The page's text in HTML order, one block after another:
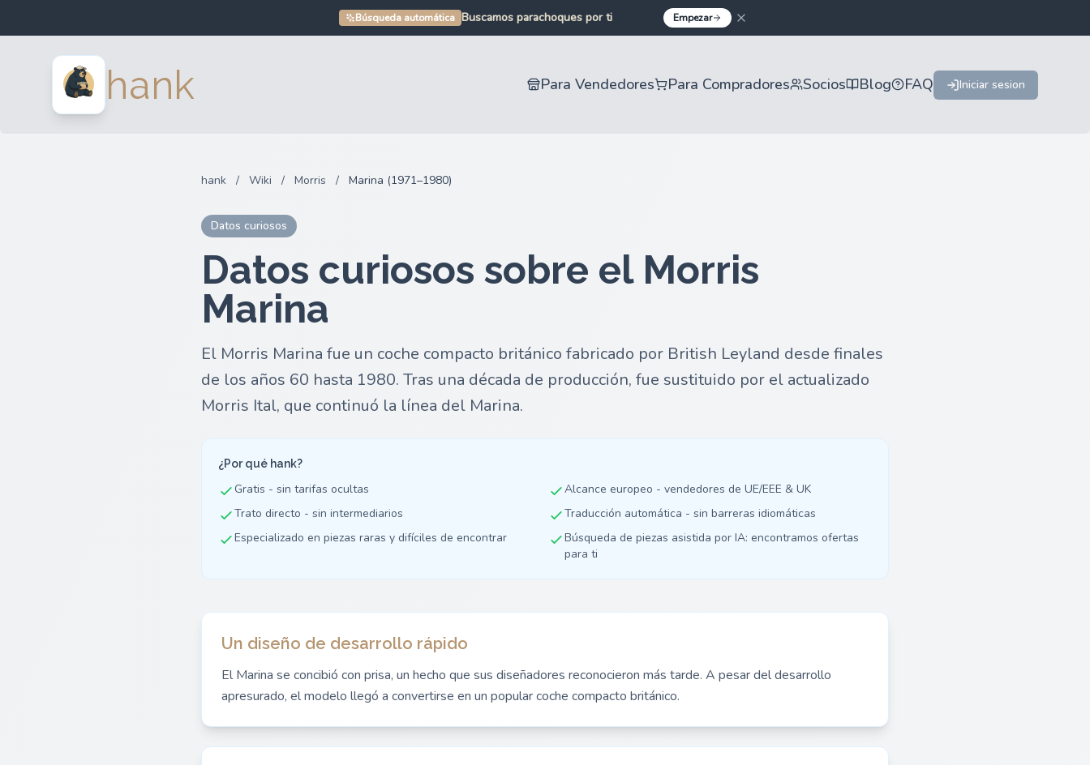
Búsqueda automática Buscamos parachoques por ti
Buscamos recambios para coches por ti
Empezar
hank Para Vendedores Para Compradores Socios Blog FAQ Iniciar sesion
hank / Wiki / Morris / Marina (1971–1980)
Datos curiosos
Datos curiosos sobre el Morris
Marina
El Morris Marina fue un coche compacto británico fabricado por British Leyland desde finales
de los años 60 hasta 1980. Tras una década de producción, fue sustituido por el actualizado
Morris Ital, que continuó la línea del Marina.
¿Por qué hank?
Gratis - sin tarifas ocultas
Alcance europeo - vendedores de UE/EEE & UK
Trato directo - sin intermediarios
Traducción automática - sin barreras idiomáticas
Especializado en piezas raras y difíciles de encontrar
Búsqueda de piezas asistida por IA: encontramos ofertas
para ti
Un diseño de desarrollo rápido
El Marina se concibió con prisa, un hecho que sus diseñadores reconocieron más tarde. A pesar del desarrollo
apresurado, el modelo llegó a convertirse en un popular coche compacto británico.